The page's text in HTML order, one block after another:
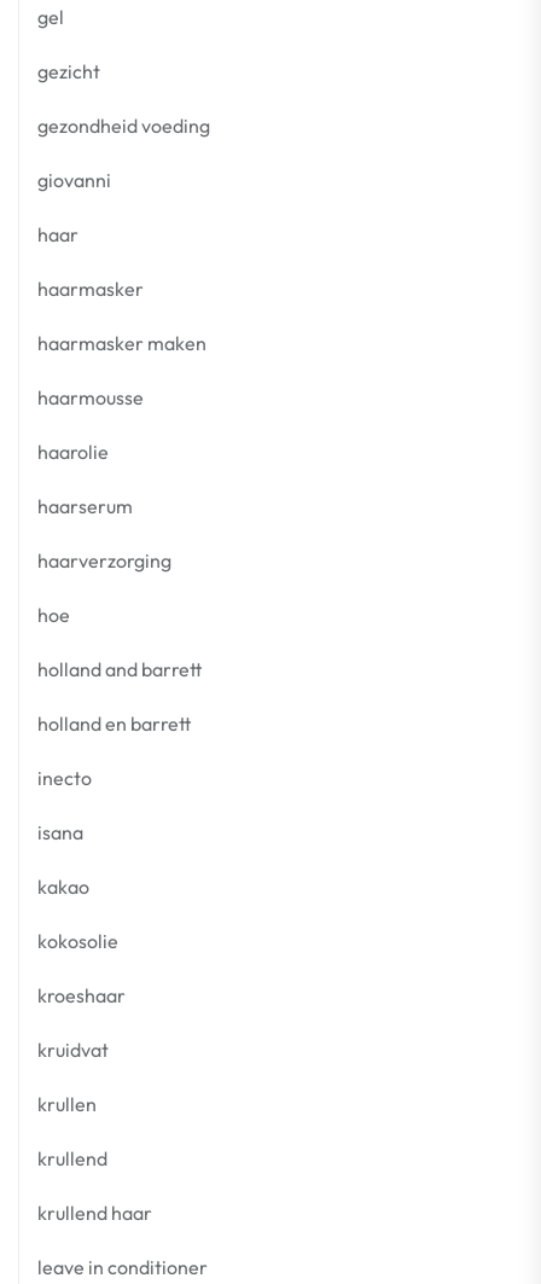
gel
gezicht
gezondheid voeding
giovanni
haar
haarmasker
haarmasker maken
haarmousse
haarolie
haarserum
haarverzorging
hoe
holland and barrett
holland en barrett
inecto
isana
kakao
kokosolie
kroeshaar
kruidvat
krullen
krullend
krullend haar
leave in conditioner